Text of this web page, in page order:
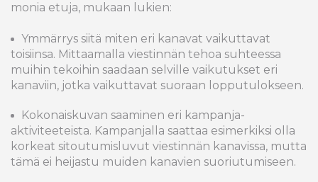
monia etuja, mukaan lukien:
Ymmärrys siitä miten eri kanavat vaikuttavat
toisiinsa. Mittaamalla viestinnän tehoa suhteessa
muihin tekoihin saadaan selville vaikutukset eri
kanaviin, jotka vaikuttavat suoraan lopputulokseen.
Kokonaiskuvan saaminen eri kampanja-
aktiviteeteista. Kampanjalla saattaa esimerkiksi olla
korkeat sitoutumisluvut viestinnän kanavissa, mutta
tämä ei heijastu muiden kanavien suoriutumiseen.